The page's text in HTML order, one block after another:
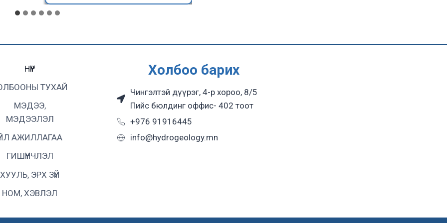
НҮҮР
ТУХАЙ
МЭДЭЭ,
МЭДЭЭЛЭЛ
АЖИЛЛАГАА
ГИШҮҮНЧЛЭЛ
ХУУЛЬ, ЭРХ ЗҮЙ
НОМ, ХЭВЛЭЛ
Холбоо барих
Чингэлтэй дүүрэг, 4-р хороо, 8/5
Пийс бюлдинг оффис- 402 тоот
+976 91916445
info@hydrogeology.mn